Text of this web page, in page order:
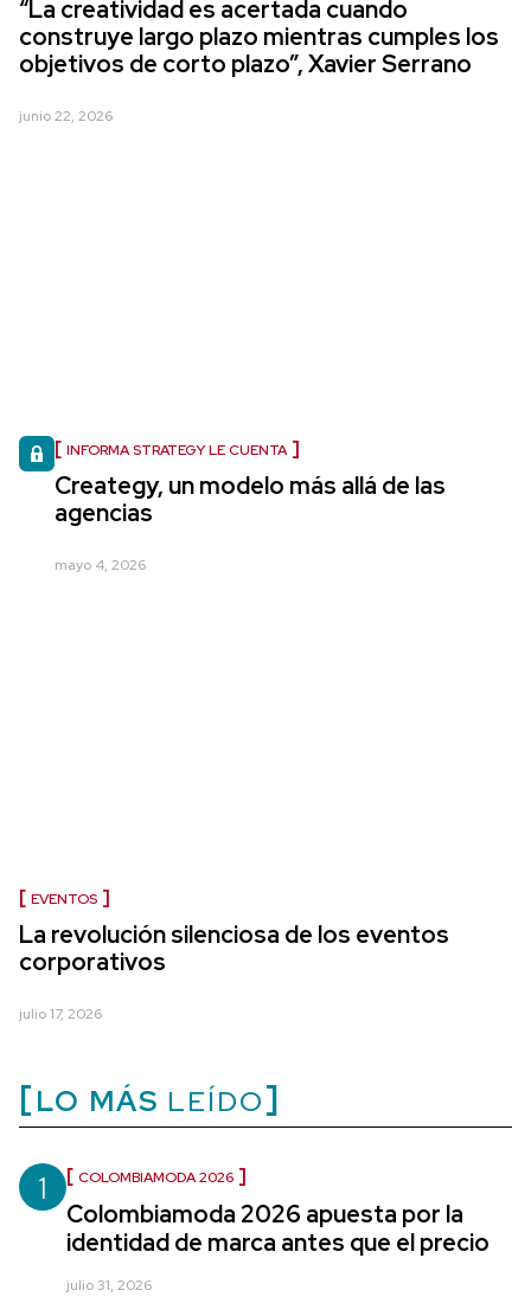
“La creatividad es acertada cuando
construye largo plazo mientras cumples los
objetivos de corto plazo”, Xavier Serrano
junio 22, 2026
INFORMA STRATEGY LE CUENTA
Creategy, un modelo más allá de las
agencias
mayo 4, 2026
EVENTOS
La revolución silenciosa de los eventos
corporativos
julio 17, 2026
LO MÁS LEÍDO
1 COLOMBIAMODA 2026
Colombiamoda 2026 apuesta por la
identidad de marca antes que el precio
julio 31, 2026